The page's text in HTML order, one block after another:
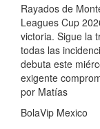
Rayados de
Leagues Cup
victoria. Sigue la
todas las
debuta este
exigente
por Matías
BolaVip Mexico